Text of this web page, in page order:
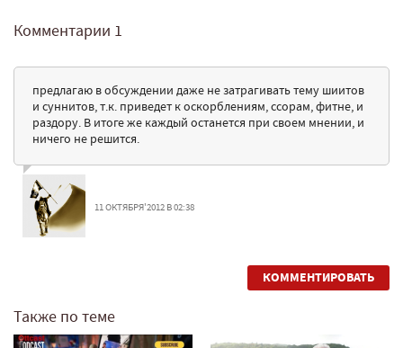
Комментарии 1
предлагаю в обсуждении даже не затрагивать тему шиитов
и суннитов, т.к. приведет к оскорблениям, ссорам, фитне, и
раздору. В итоге же каждый останется при своем мнении, и
ничего не решится.
11 ОКТЯБРЯ'2012 В 02:38
КОММЕНТИРОВАТЬ
Также по теме